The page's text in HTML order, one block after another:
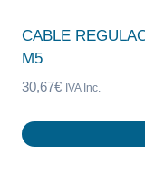
CABLE
M5
30,67€ IVA Inc.